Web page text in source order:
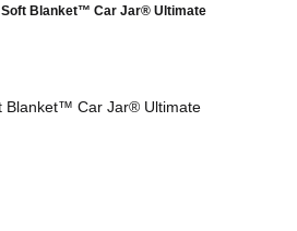
Soft Blanket™ Car Jar® Ultimate